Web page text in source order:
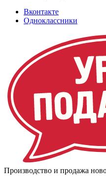
Вконтакте
Одноклассники
Производство и продажа